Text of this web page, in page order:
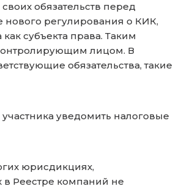
обязательств перед
нового регулирования о КИК,
субъекта права. Таким
лицом. В
обязательства, такие
уведомить налоговые
юрисдикциях,
Реестре компаний не